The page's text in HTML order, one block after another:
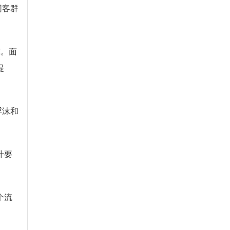
客群
面
和
要
流